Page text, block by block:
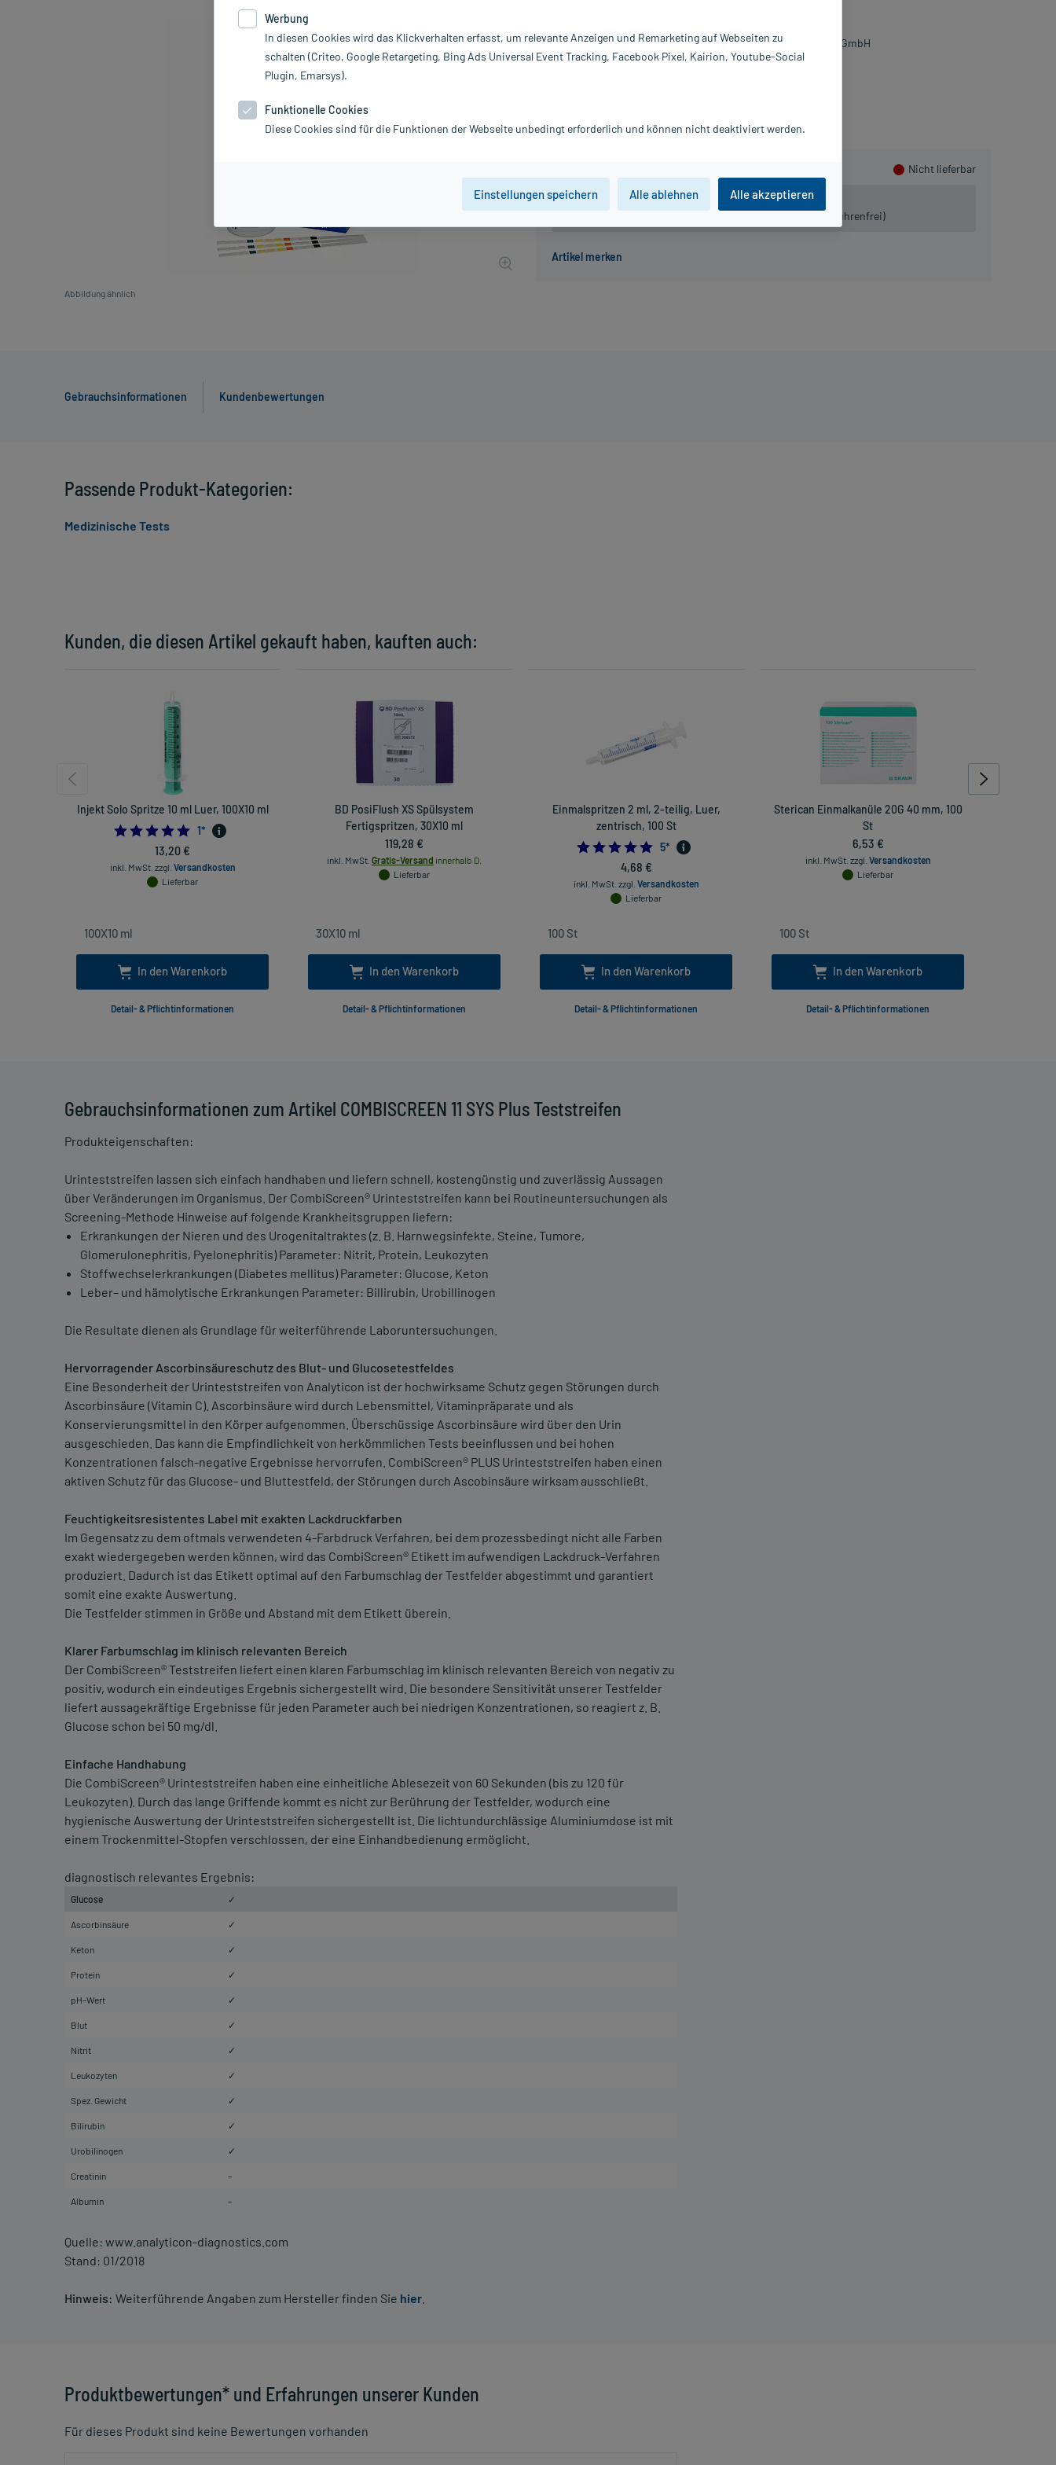
Abbildung ähnlich
Beschaffungskosten: 6,50 €
Nicht lieferbar
Der Artikel ist momentan nicht lieferbar.
Tel. 03491-8770120 (gebührenfrei)
Hersteller:
ANALYTICON Biotechnologies GmbH
Gebrauchsinformationen Kundenbewertungen
Gebrauchsinformationen zum Artikel COMBISCREEN 11 SYS Plus Teststreifen
Produkteigenschaften:
Urinteststreifen lassen sich einfach handhaben und liefern schnell, kostengünstig und zuverlässig Aussagen
über Veränderungen im Organismus. Der CombiScreen® Urinteststreifen kann bei Routineuntersuchungen als
Screening-Methode Hinweise auf folgende Krankheitsgruppen liefern:
Erkrankungen der Nieren und des Urogenitaltraktes (z. B. Harnwegsinfekte, Steine, Tumore,
Glomerulonephritis, Pyelonephritis) Parameter: Nitrit, Protein, Leukozyten
Stoffwechselerkrankungen (Diabetes mellitus) Parameter: Glucose, Keton
Leber– und hämolytische Erkrankungen Parameter: Billirubin, Urobillinogen
Die Resultate dienen als Grundlage für weiterführende Laboruntersuchungen.
Hervorragender Ascorbinsäureschutz des Blut- und Glucosetestfeldes
Eine Besonderheit der Urinteststreifen von Analyticon ist der hochwirksame Schutz gegen Störungen durch
Ascorbinsäure (Vitamin C). Ascorbinsäure wird durch Lebensmittel, Vitaminpräparate und als
Konservierungsmittel in den Körper aufgenommen. Überschüssige Ascorbinsäure wird über den Urin
ausgeschieden. Das kann die Empfindlichkeit von herkömmlichen Tests beeinflussen und bei hohen
Konzentrationen falsch-negative Ergebnisse hervorrufen. CombiScreen® PLUS Urinteststreifen haben einen
aktiven Schutz für das Glucose- und Bluttestfeld, der Störungen durch Ascobinsäure wirksam ausschließt.
Feuchtigkeitsresistentes Label mit exakten Lackdruckfarben
Im Gegensatz zu dem oftmals verwendeten 4-Farbdruck Verfahren, bei dem prozessbedingt nicht alle Farben
exakt wiedergegeben werden können, wird das CombiScreen® Etikett im aufwendigen Lackdruck-Verfahren
produziert. Dadurch ist das Etikett optimal auf den Farbumschlag der Testfelder abgestimmt und garantiert
somit eine exakte Auswertung.
Die Testfelder stimmen in Größe und Abstand mit dem Etikett überein.
Klarer Farbumschlag im klinisch relevanten Bereich
Der CombiScreen® Teststreifen liefert einen klaren Farbumschlag im klinisch relevanten Bereich von negativ zu
positiv, wodurch ein eindeutiges Ergebnis sichergestellt wird. Die besondere Sensitivität unserer Testfelder
liefert aussagekräftige Ergebnisse für jeden Parameter auch bei niedrigen Konzentrationen, so reagiert z. B.
Glucose schon bei 50 mg/dl.
Einfache Handhabung
Die CombiScreen® Urinteststreifen haben eine einheitliche Ablesezeit von 60 Sekunden (bis zu 120 für
Leukozyten). Durch das lange Griffende kommt es nicht zur Berührung der Testfelder, wodurch eine
hygienische Auswertung der Urinteststreifen sichergestellt ist. Die lichtundurchlässige Aluminiumdose ist mit
einem Trockenmittel-Stopfen verschlossen, der eine Einhandbedienung ermöglicht.
diagnostisch relevantes Ergebnis:
Glucose ✓
Ascorbinsäure ✓
Keton ✓
Protein ✓
pH–Wert ✓
Blut ✓
Nitrit ✓
Leukozyten ✓
Spez. Gewicht ✓
Bilirubin ✓
Urobilinogen ✓
Creatinin –
Albumin –
Quelle: www.analyticon-diagnostics.com
Stand: 01/2018
Hinweis: Weiterführende Angaben zum Hersteller finden Sie hier
Produktbewertungen* und Erfahrungen unserer Kunden
Für dieses Produkt sind keine Bewertungen vorhanden
Kunden, die diesen Artikel gekauft haben, kauften auch:
Injekt Solo Spritze 10 ml Luer, 100X10 ml
5.0
1*
13,20 €
inkl. MwSt. zzgl. Versandkosten
Lieferbar
In den Warenkorb
Detail- & Pflichtinformationen
BD PosiFlush XS Spülsystem
Fertigspritzen, 30X10 ml
119,28 €
inkl. MwSt. Gratis-Versand innerhalb D.
Lieferbar
In den Warenkorb
Detail- & Pflichtinformationen
Einmalspritzen 2 ml, 2-teilig, Luer,
zentrisch, 100 St
4.8
5*
4,68 €
inkl. MwSt. zzgl. Versandkosten
Lieferbar
In den Warenkorb
Detail- & Pflichtinformationen
Sterican Einmalkanüle 20G 40 mm, 100
St
6,53 €
inkl. MwSt. zzgl. Versandkosten
Lieferbar
In den Warenkorb
Detail- & Pflichtinformationen
Passende Produkt-Kategorien:
Medizinische Tests
Werbung
In diesen Cookies wird das Klickverhalten erfasst, um relevante Anzeigen und Remarketing auf Webseiten zu
schalten (Criteo, Google Retargeting, Bing Ads Universal Event Tracking, Facebook Pixel, Kairion, Youtube-Social
Plugin, Emarsys).
Funktionelle Cookies
Diese Cookies sind für die Funktionen der Webseite unbedingt erforderlich und können nicht deaktiviert werden.
Einstellungen speichern Alle ablehnen Alle akzeptieren